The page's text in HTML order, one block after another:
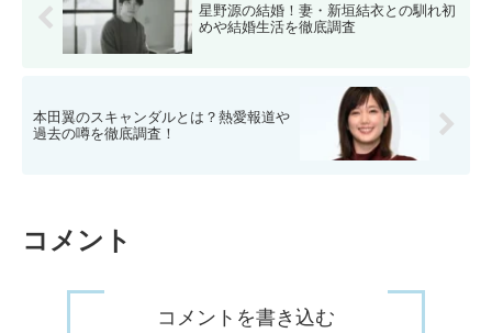
星野源の結婚！妻・新垣結衣との馴れ初
めや結婚生活を徹底調査
本田翼のスキャンダルとは？熱愛報道や
過去の噂を徹底調査！
コメント
コメントを書き込む